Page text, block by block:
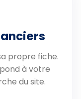
propre fiche.
à votre
du site.